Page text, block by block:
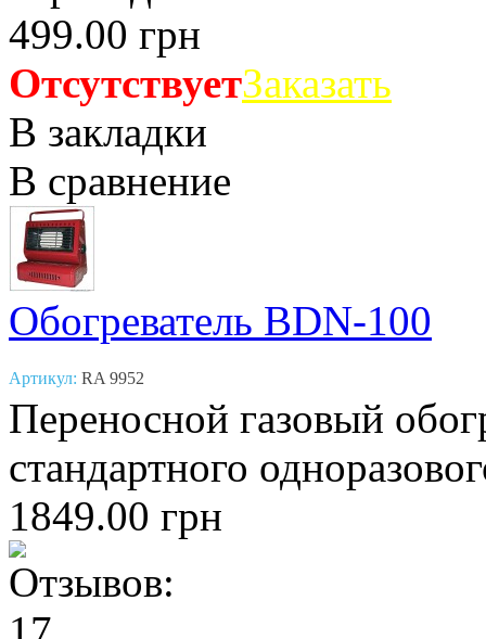
499.00 грн
ОтсутствуетЗаказать
В закладки
В сравнение
Обогреватель BDN-100
Артикул: RA 9952
Переносной газовый
стандартного
1849.00 грн